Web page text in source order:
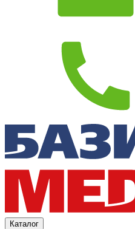
Каталог